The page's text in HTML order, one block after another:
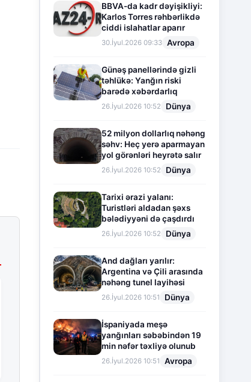
BBVA-da kadr dəyişikliyi:
Karlos Torres rəhbərlikdə
ciddi islahatlar aparır
30.İyul.2026 09:33 Avropa
Günəş panellərində gizli
təhlükə: Yanğın riski
barədə xəbərdarlıq
26.İyul.2026 10:52 Dünya
52 milyon dollarlıq nəhəng
səhv: Heç yerə aparmayan
yol görənləri heyrətə salır
26.İyul.2026 10:52 Dünya
Tarixi ərazi yalanı:
Turistləri aldadan şəxs
bələdiyyəni də çaşdırdı
26.İyul.2026 10:52 Dünya
And dağları yarılır:
Argentina və Çili arasında
nəhəng tunel layihəsi
26.İyul.2026 10:51 Dünya
İspaniyada meşə
yanğınları səbəbindən 19
min nəfər təxliyə olunub
26.İyul.2026 10:51 Avropa